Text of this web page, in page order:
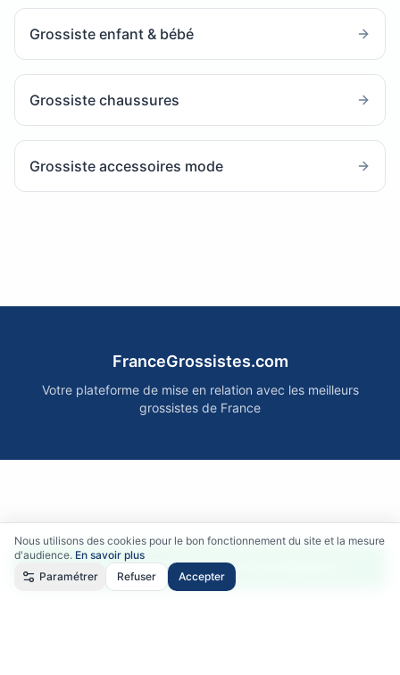
Nous utilisons des cookies pour le bon fonctionnement du site et la mesure
d'audience. En savoir plus
Paramétrer
Refuser Accepter
Grossiste enfant & bébé
Grossiste chaussures
Grossiste accessoires mode
Accéder gratuitement aux fournisseurs
FranceGrossistes.com
Votre plateforme de mise en relation avec les meilleurs
grossistes de France